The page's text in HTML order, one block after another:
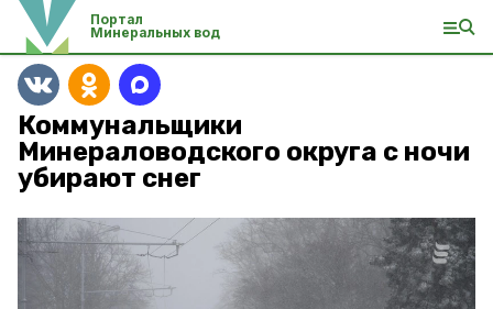
Портал
Минеральных вод
Коммунальщики
Минераловодского округа с ночи
убирают снег